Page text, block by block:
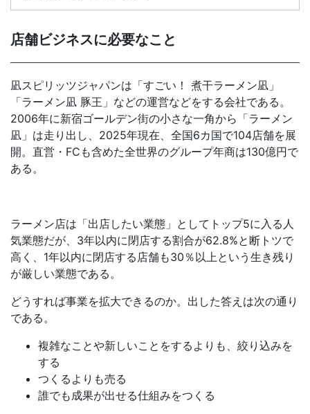
店舗ビジネスに必要なこと
凪スピリッツジャパンは「すごい！ 煮干ラーメン凪」
「ラーメン凪 豚王」などの運営などをする会社である。
2006年に新宿ゴールデン街の小さな一角から「ラーメン
凪」は走り出し、2025年現在、全国6カ国で104店舗を展
開。直営・FCも含めた全世界のグループ年商は130億円で
ある。
ラーメン店は「出店したい業態」としてトップ5に入る人
気業態だが、3年以内に閉店する割合が62.8%と断トツで
高く、1年以内に閉店する店舗も30％以上という生き残り
が厳しい業態である。
どうすれば事業を拡大できるのか。出した答えは次の通り
である。
複雑なことや新しいことをするよりも、絞り込みを
する
つくるよりも売る
誰でも成果が出せる仕組みをつくる